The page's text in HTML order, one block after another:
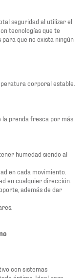
seguridad al utilizar el
tecnologías que te
que no exista ningún
corporal estable.
la prenda fresca por más
humedad siendo al
en cada movimiento.
en cualquier dirección.
además de dar
con sistemas